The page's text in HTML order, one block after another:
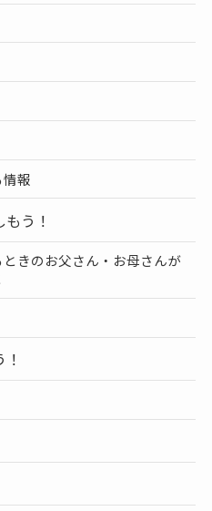
報
う！
きのお父さん・お母さんが